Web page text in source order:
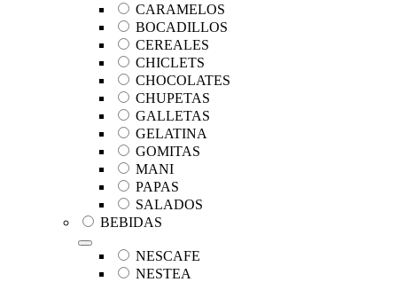
CARAMELOS
BOCADILLOS
CEREALES
CHICLETS
CHOCOLATES
CHUPETAS
GALLETAS
GELATINA
GOMITAS
MANI
PAPAS
SALADOS
BEBIDAS
NESCAFE
NESTEA